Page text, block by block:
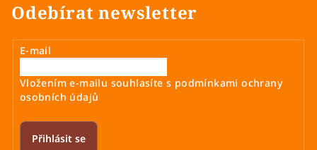
Odebírat newsletter
E-mail
Vložením e-mailu souhlasíte s podmínkami ochrany
osobních údajů
Přihlásit se